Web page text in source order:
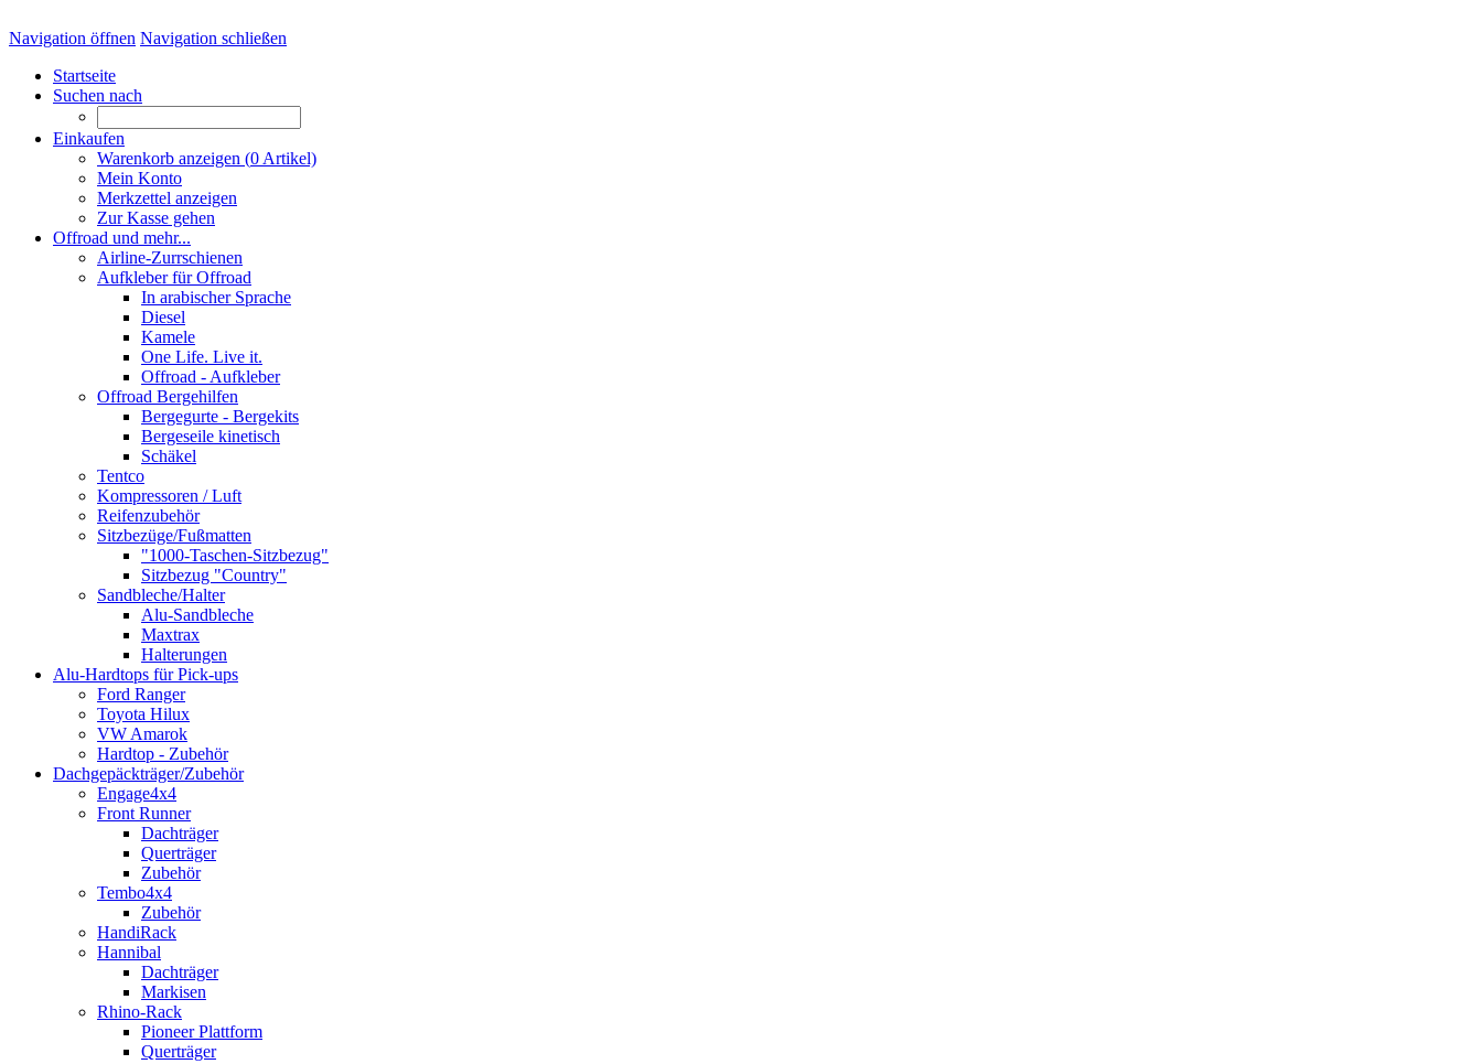
Navigation öffnen Navigation schließen
Startseite
Suchen nach
Einkaufen
Warenkorb anzeigen (0 Artikel)
Mein Konto
Merkzettel anzeigen
Zur Kasse gehen
Offroad und mehr...
Airline-Zurrschienen
Aufkleber für Offroad
In arabischer Sprache
Diesel
Kamele
One Life. Live it.
Offroad - Aufkleber
Offroad Bergehilfen
Bergegurte - Bergekits
Bergeseile kinetisch
Schäkel
Tentco
Kompressoren / Luft
Reifenzubehör
Sitzbezüge/Fußmatten
"1000-Taschen-Sitzbezug"
Sitzbezug "Country"
Sandbleche/Halter
Alu-Sandbleche
Maxtrax
Halterungen
Alu-Hardtops für Pick-ups
Ford Ranger
Toyota Hilux
VW Amarok
Hardtop - Zubehör
Dachgepäckträger/Zubehör
Engage4x4
Front Runner
Dachträger
Querträger
Zubehör
Tembo4x4
Zubehör
HandiRack
Hannibal
Dachträger
Markisen
Rhino-Rack
Pioneer Plattform
Querträger